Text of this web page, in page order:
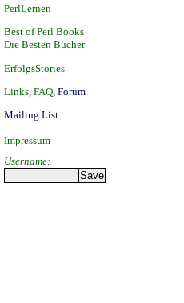
PerlLernen
Best of Perl Books
Die Besten Bücher
ErfolgsStories
Links FAQ Forum
Mailing List
Impressum
Username: